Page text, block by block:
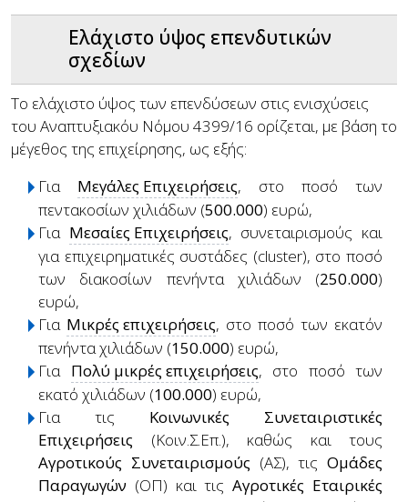
Ελάχιστο ύψος επενδυτικών
σχεδίων
Το ελάχιστο ύψος των επενδύσεων στις ενισχύσεις
του Αναπτυξιακόυ Νόμου 4399/16 ορίζεται, με βάση το
μέγεθος της επιχείρησης, ως εξής:
Για Μεγάλες Επιχειρήσεις, στο ποσό των
πεντακοσίων χιλιάδων (500.000) ευρώ,
Για Μεσαίες Επιχειρήσεις, συνεταιρισμούς και
για επιχειρηματικές συστάδες (cluster), στο ποσό
των διακοσίων πενήντα χιλιάδων (250.000)
ευρώ,
Για Μικρές επιχειρήσεις, στο ποσό των εκατόν
πενήντα χιλιάδων (150.000) ευρώ,
Για Πολύ μικρές επιχειρήσεις, στο ποσό των
εκατό χιλιάδων (100.000) ευρώ,
Για τις Κοινωνικές Συνεταιριστικές
Επιχειρήσεις (Κοιν.Σ.Επ.), καθώς και τους
Αγροτικούς Συνεταιρισμούς (ΑΣ), τις Ομάδες
Παραγωγών (ΟΠ) και τιςΑγροτικές Εταιρικές